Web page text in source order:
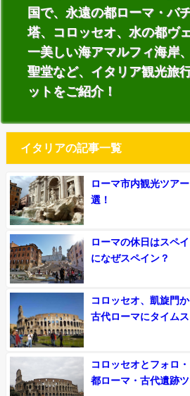
国で、永遠の都ローマ・バ
塔、コロッセオ、水の都ヴ
一美しい海アマルフィ海岸
聖堂など、イタリア観光旅
ットをご紹介！
イタリアの記事一覧
ローマ市内観光ツア
選！
ローマの休日はスペ
になぜスペイン？
コロッセオ、凱旋門
古代ローマにタイムス
コロッセオとフォロ
都ローマ・古代遺跡